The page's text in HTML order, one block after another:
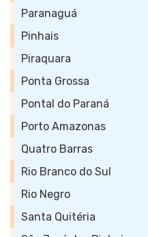
Paranaguá
Pinhais
Piraquara
Ponta Grossa
Pontal do Paraná
Porto Amazonas
Quatro Barras
Rio Branco do Sul
Rio Negro
Santa Quitéria